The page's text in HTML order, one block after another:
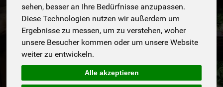
sehen, besser an Ihre Bedürfnisse anzupassen.
Diese Technologien nutzen wir außerdem um
Ergebnisse zu messen, um zu verstehen, woher
unsere Besucher kommen oder um unsere Website
weiter zu entwickeln.
Alle akzeptieren